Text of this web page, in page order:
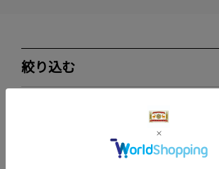
絞り込む